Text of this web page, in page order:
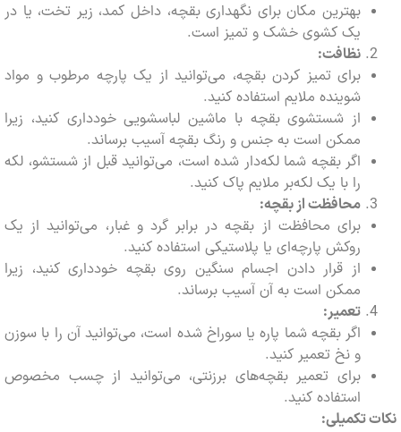
بهترین مکان برای نگهداری بقچه، داخل کمد، زیر تخت، یا در
یک کشوی خشک و تمیز است.
نظافت:
برای تمیز کردن بقچه، می‌توانید از یک پارچه مرطوب و مواد
شوینده ملایم استفاده کنید.
از شستشوی بقچه با ماشین لباسشویی خودداری کنید، زیرا
ممکن است به جنس و رنگ بقچه آسیب برساند.
اگر بقچه شما لکه‌دار شده است، می‌توانید قبل از شستشو، لکه
را با یک لکه‌بر ملایم پاک کنید.
محافظت از بقچه:
برای محافظت از بقچه در برابر گرد و غبار، می‌توانید از یک
روکش پارچه‌ای یا پلاستیکی استفاده کنید.
از قرار دادن اجسام سنگین روی بقچه خودداری کنید، زیرا
ممکن است به آن آسیب برساند.
تعمیر:
اگر بقچه شما پاره یا سوراخ شده است، می‌توانید آن را با سوزن
و نخ تعمیر کنید.
برای تعمیر بقچه‌های برزنتی، می‌توانید از چسب مخصوص
استفاده کنید.